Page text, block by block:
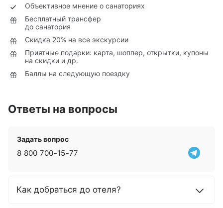
Объективное мнение о санаториях
Бесплатный трансфер
до санатория
Скидка 20% на все экскурсии
Приятные подарки: карта, шоппер, открытки, купоны
на скидки и др.
Баллы на следующую поездку
Ответы на вопросы
Задать вопрос
8 800 700-15-77
Как добраться до отеля?